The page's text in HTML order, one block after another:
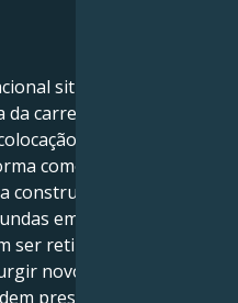
situa-se na sua
carreira, reputação e
muito
como caminha pelo
construir.
em termos de
ser retiradas
novos caminhos ou
pressioná-lo de